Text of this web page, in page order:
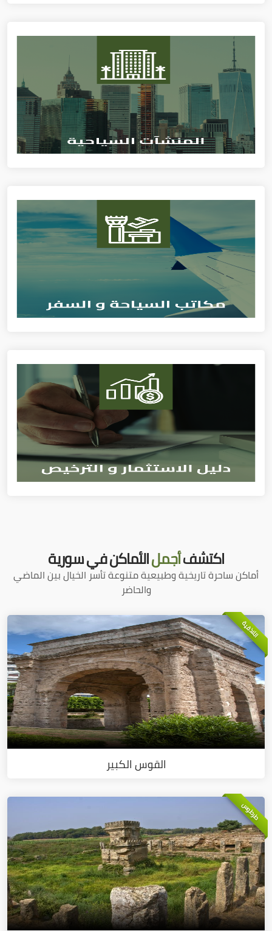
اكتشفأجملالأماكن في سورية
أماكن ساحرة تاريخية وطبيعية متنوعة تأسر الخيال بين الماضي
والحاضر
اللاذقية
القوس الكبير
طرطوس